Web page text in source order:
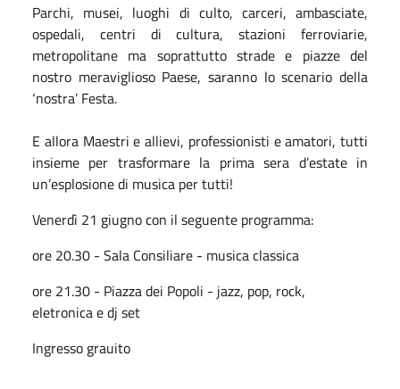
Parchi, musei, luoghi di culto, carceri, ambasciate,
ospedali, centri di cultura, stazioni ferroviarie,
metropolitane ma soprattutto strade e piazze del
nostro meraviglioso Paese, saranno lo scenario della
‘nostra’ Festa.
E allora Maestri e allievi, professionisti e amatori, tutti
insieme per trasformare la prima sera d’estate in
un’esplosione di musica per tutti!
Venerdì 21 giugno con il seguente programma:
ore 20.30 - Sala Consiliare - musica classica
ore 21.30 - Piazza dei Popoli - jazz, pop, rock,
eletronica e dj set
Ingresso grauito